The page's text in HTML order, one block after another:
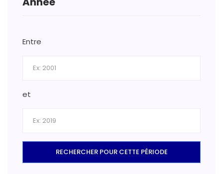
Entre
et
RECHERCHER POUR CETTE PÉRIODE